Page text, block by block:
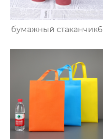
бумажный стаканчик6